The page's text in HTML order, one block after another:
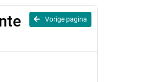
Vorige pagina